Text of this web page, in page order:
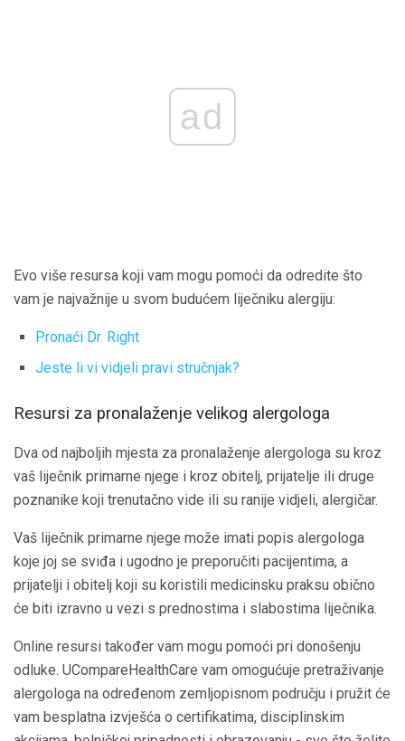
ad
Evo više resursa koji vam mogu pomoći da odredite što
vam je najvažnije u svom budućem liječniku alergiju:
Pronaći Dr. Right
Jeste li vi vidjeli pravi stručnjak?
Resursi za pronalaženje velikog alergologa
Dva od najboljih mjesta za pronalaženje alergologa su kroz
vaš liječnik primarne njege i kroz obitelj, prijatelje ili druge
poznanike koji trenutačno vide ili su ranije vidjeli, alergičar.
Vaš liječnik primarne njege može imati popis alergologa
koje joj se sviđa i ugodno je preporučiti pacijentima, a
prijatelji i obitelj koji su koristili medicinsku praksu obično
će biti izravno u vezi s prednostima i slabostima liječnika.
Online resursi također vam mogu pomoći pri donošenju
odluke. UCompareHealthCare vam omogućuje pretraživanje
alergologa na određenom zemljopisnom području i pružit će
vam besplatna izvješća o certifikatima, disciplinskim